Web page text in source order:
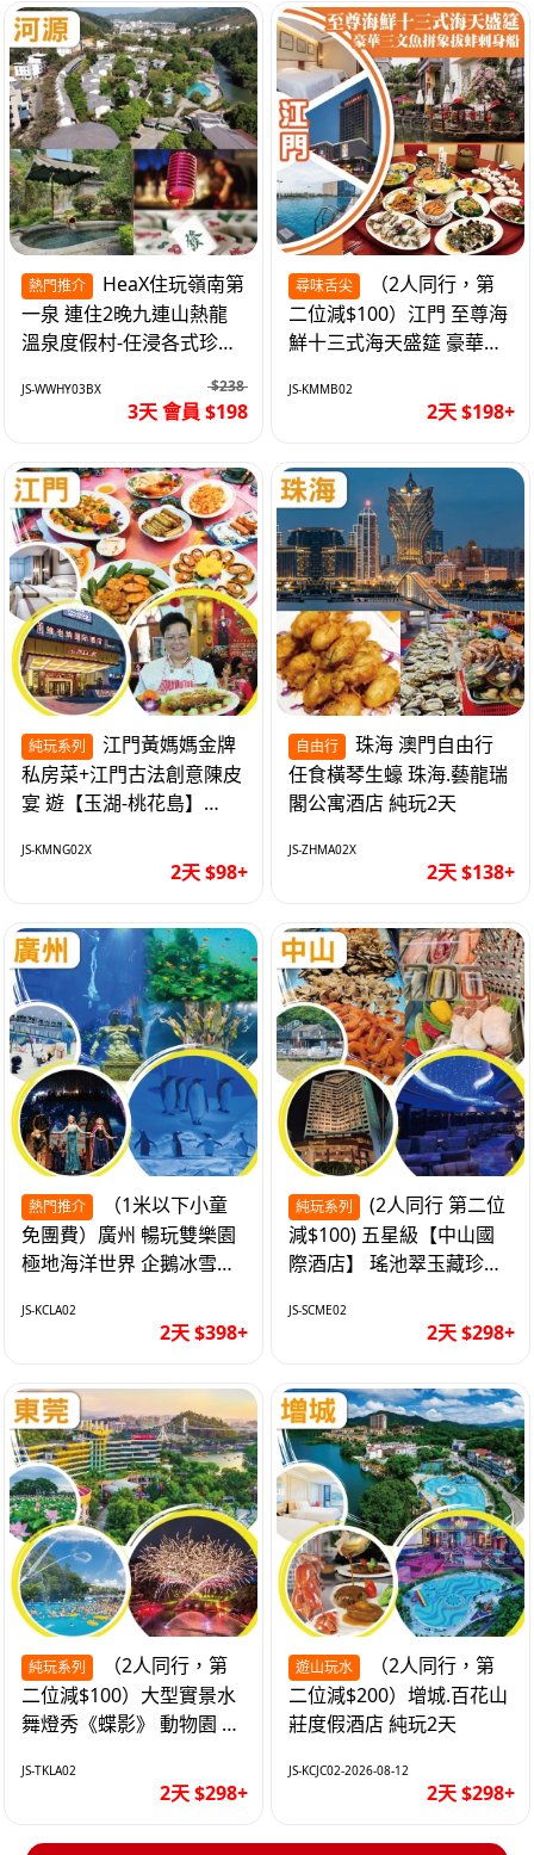
熱門推介
一泉 連住2晚九連山熱龍
溫泉度假村-任浸各式珍稀
JS-WWHY03BX $238
3天 會員 $198
尋味舌尖
二位減$100）江門 至尊海
鮮十三式海天盛筵 豪華三
2天
JS-KMMB02
2天 $198+
純玩系列
私房菜+江門古法創意陳皮
宴 遊【玉湖-桃花島】
純玩2天
JS-KMNG02X
2天 $98+
自由行
任食橫琴生蠔 珠海.藝龍瑞
閣公寓酒店 純玩2天
JS-ZHMA02X
2天 $138+
熱門推介
免團費）廣州 暢玩雙樂園
極地海洋世界 企鵝冰雪世
JS-KCLA02
2天 $398+
純玩系列
減$100) 五星級【中山國
際酒店】 瑤池翠玉藏珍盅
JS-SCME02
2天 $298+
純玩系列
二位減$100）大型實景水
舞燈秀《蝶影》 動物園 水
純玩2天
JS-TKLA02
2天 $298+
遊山玩水
二位減$200）增城.百花山
莊度假酒店 純玩2天
JS-KCJC02-2026-08-12
2天 $298+